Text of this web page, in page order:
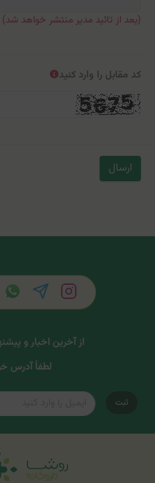
(بعد از تائید مدیر منتشر خواهد شد)
کد مقابل را وارد کنید
ارسال
از آخرین اخبار و
لطفاً آدرس
ثبت